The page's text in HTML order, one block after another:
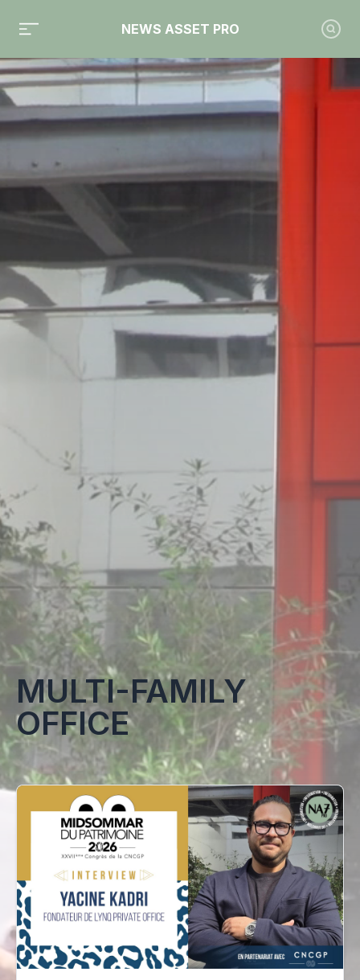
NEWS ASSET PRO
Toute l'actualité sur le tag "multi-family office"
MULTI-FAMILY
OFFICE